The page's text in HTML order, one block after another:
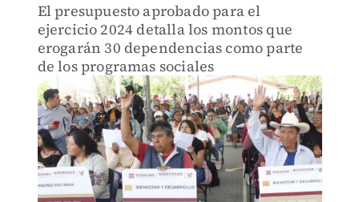
El presupuesto aprobado para el
ejercicio 2024 detalla los montos que
erogarán 30 dependencias como parte
de los programas sociales